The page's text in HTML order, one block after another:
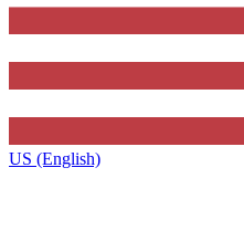
US (English)